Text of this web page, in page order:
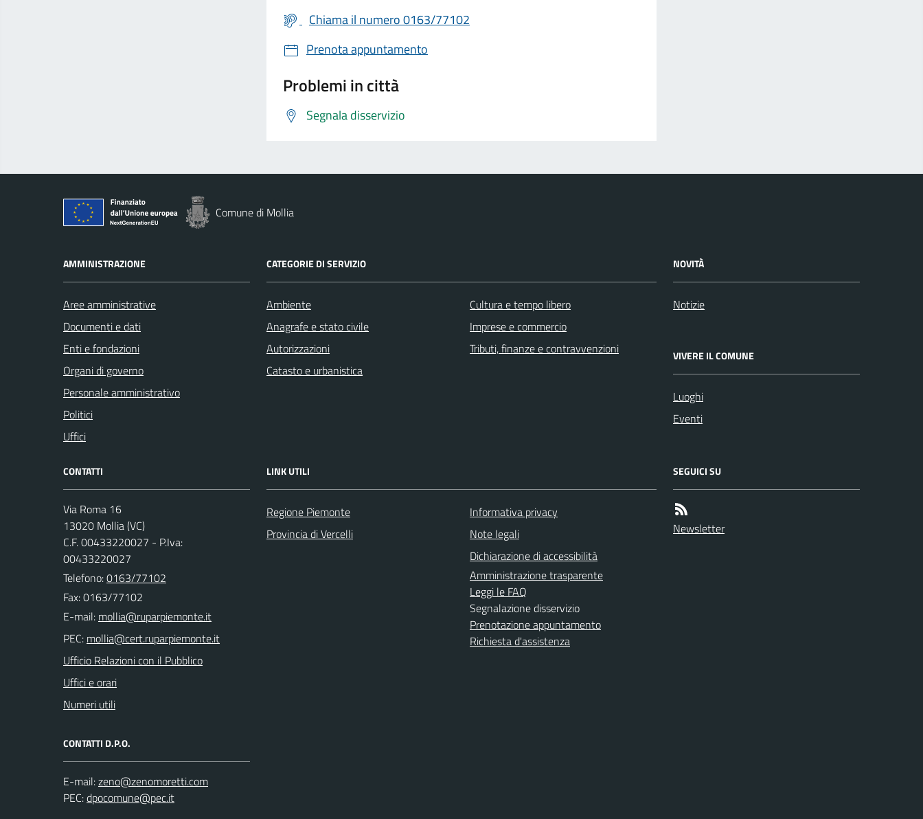
Chiama il numero 0163/77102
Prenota appuntamento
Problemi in città
Segnala disservizio
Comune di Mollia
AMMINISTRAZIONE
Aree amministrative
Documenti e dati
Enti e fondazioni
Organi di governo
Personale amministrativo
Politici
Uffici
CATEGORIE DI SERVIZIO
Ambiente
Anagrafe e stato civile
Autorizzazioni
Catasto e urbanistica
Cultura e tempo libero
Imprese e commercio
Tributi, finanze e contravvenzioni
NOVITÀ
Notizie
VIVERE IL COMUNE
Luoghi
Eventi
CONTATTI
Via Roma 16
13020 Mollia (VC)
C.F. 00433220027 - P.Iva:
00433220027
Telefono:0163/77102
Fax: 0163/77102
E-mail:
PEC:
Ufficio Relazioni con il Pubblico
Uffici e orari
Numeri utili
CONTATTI D.P.O.
E-mail:
PEC:
LINK UTILI
Regione Piemonte
Provincia di Vercelli
Informativa privacy
Note legali
Dichiarazione di accessibilità
Amministrazione trasparente
Leggi le FAQ
Segnalazione disservizio
Prenotazione appuntamento
Richiesta d'assistenza
SEGUICI SU
Newsletter